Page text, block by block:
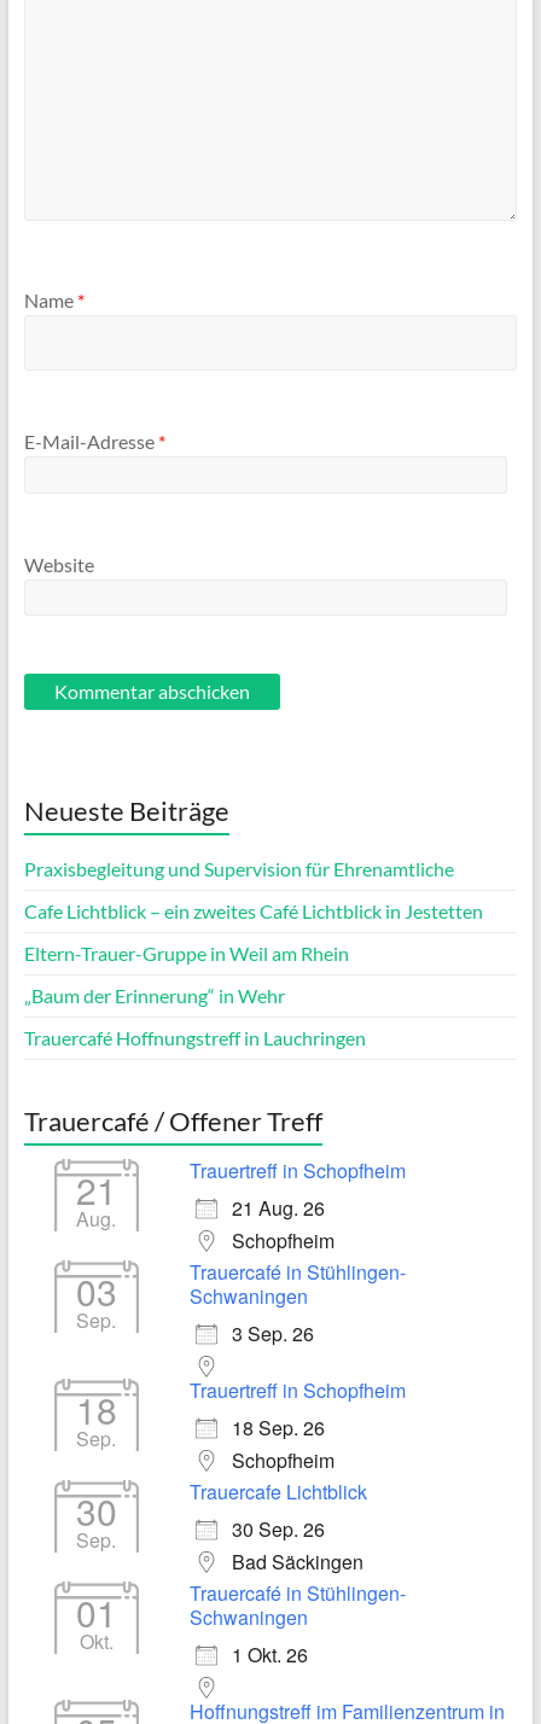
Name *
E-Mail-Adresse *
Website
Neueste Beiträge
Praxisbegleitung und Supervision für Ehrenamtliche
Cafe Lichtblick – ein zweites Café Lichtblick in Jestetten
Eltern-Trauer-Gruppe in Weil am Rhein
„Baum der Erinnerung“ in Wehr
Trauercafé Hoffnungstreff in Lauchringen
Trauercafé / Offener Treff
21
Aug.
Trauertreff in Schopfheim
21 Aug. 26
Schopfheim
03
Sep.
Trauercafé in Stühlingen-
Schwaningen
3 Sep. 26
18
Sep.
Trauertreff in Schopfheim
18 Sep. 26
Schopfheim
30
Sep.
Trauercafe Lichtblick
30 Sep. 26
Bad Säckingen
01
Okt.
Trauercafé in Stühlingen-
Schwaningen
1 Okt. 26
Hoffnungstreff im Familienzentrum in